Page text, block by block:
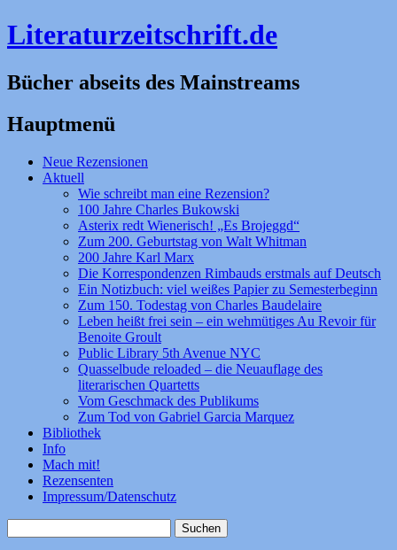
Literaturzeitschrift.de
Bücher abseits des Mainstreams
Hauptmenü
Zum
Inhalt
Neue Rezensionen
Aktuell
Wie schreibt man eine Rezension?
100 Jahre Charles Bukowski
Asterix redt Wienerisch! „Es Brojeggd“
Zum 200. Geburtstag von Walt Whitman
200 Jahre Karl Marx
Die Korrespondenzen Rimbauds erstmals auf Deutsch
Ein Notizbuch: viel weißes Papier zu Semesterbeginn
Zum 150. Todestag von Charles Baudelaire
Leben heißt frei sein – ein wehmütiges Au Revoir für
Benoite Groult
Public Library 5th Avenue NYC
Quasselbude reloaded – die Neuauflage des
literarischen Quartetts
Vom Geschmack des Publikums
Zum Tod von Gabriel Garcia Marquez
Bibliothek
Info
Mach mit!
Rezensenten
Impressum/Datenschutz
nach: